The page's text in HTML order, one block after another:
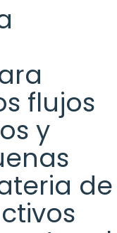
flujos
y
de